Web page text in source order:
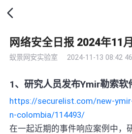
网络安全日报 2024年11
蚁景网安实验室 2024-11-13 08:42
1、研究人员发布Ymir勒索软
https://securelist.com/new-
n-colombia/114493/
在一起近期的事件响应案例中，